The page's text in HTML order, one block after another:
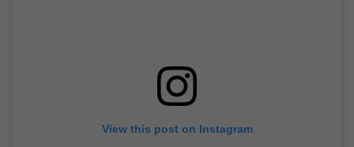
View this post on Instagram